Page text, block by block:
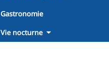
Gastronomie
Vie nocturne